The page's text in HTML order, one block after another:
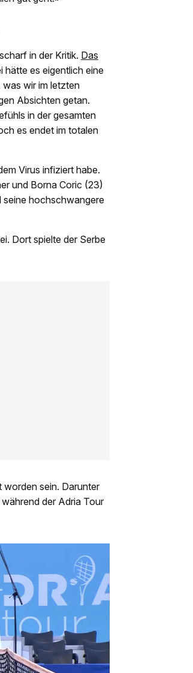
in der Kritik. Das
hätte es eigentlich eine
wir im letzten
Absichten getan.
in der gesamten
es endet im totalen
Virus infiziert habe.
und Borna Coric (23)
hochschwangere
Dort spielte der Serbe
worden sein. Darunter
der Adria Tour